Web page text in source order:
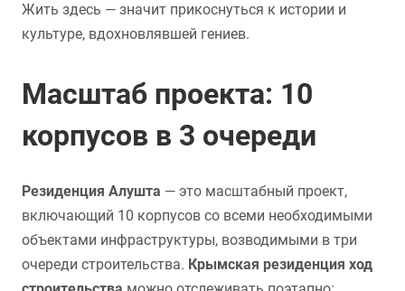
Жить здесь — значит прикоснуться к истории и
культуре, вдохновлявшей гениев.
Масштаб проекта: 10
корпусов в 3 очереди
Резиденция Алушта — это масштабный проект,
включающий 10 корпусов со всеми необходимыми
объектами инфраструктуры, возводимыми в три
очереди строительства. Крымская резиденция ход